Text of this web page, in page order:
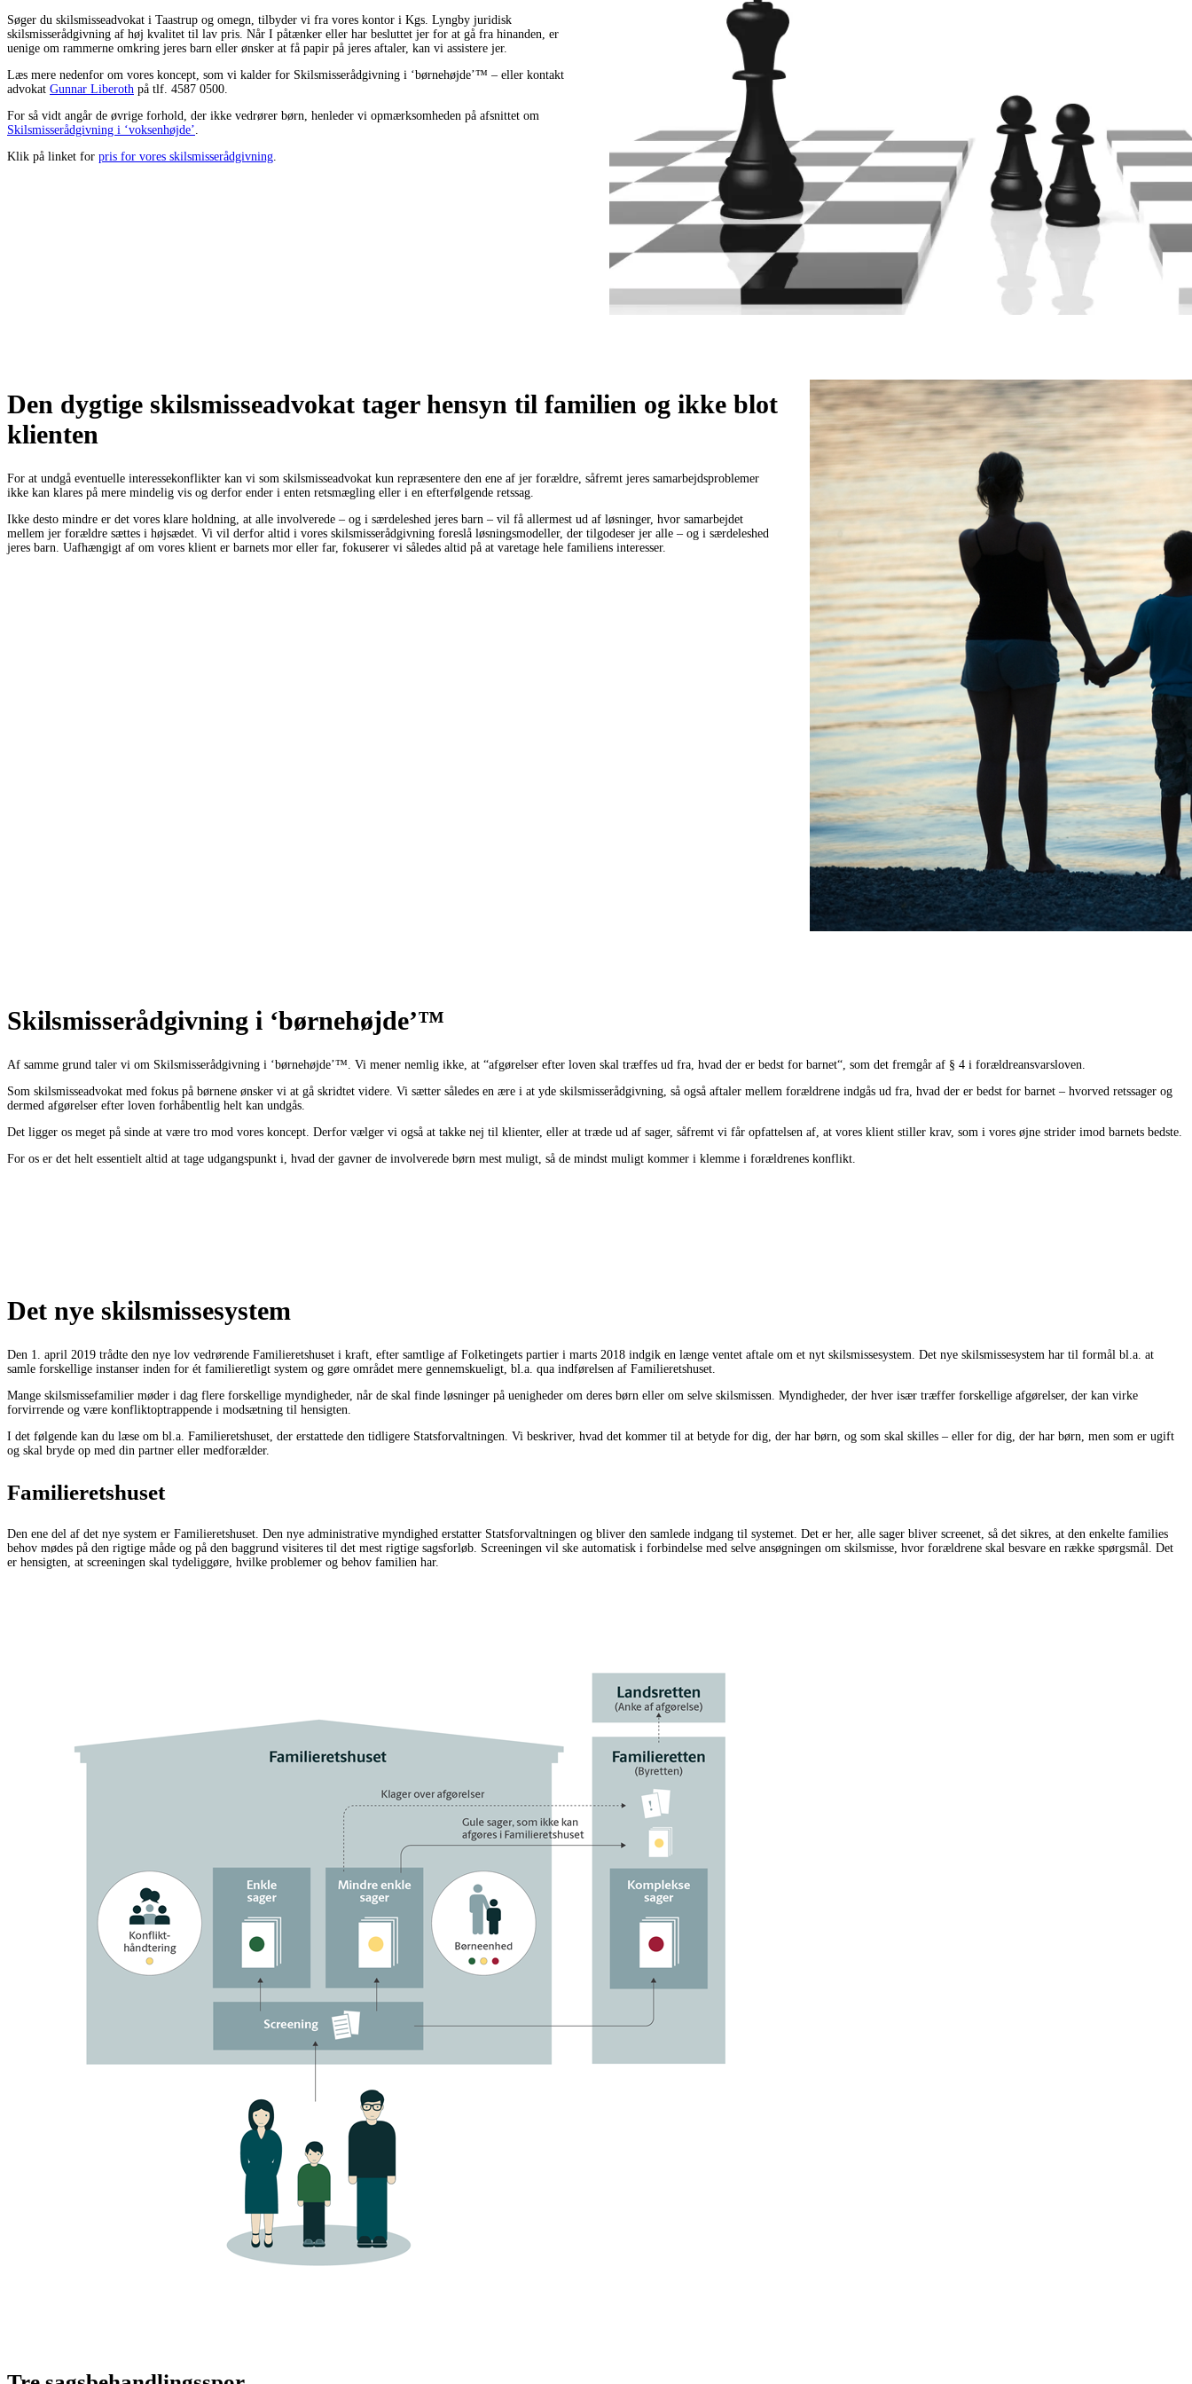
Søger du skilsmisseadvokat i Taastrup og omegn, tilbyder vi fra vores kontor i Kgs. Lyngby juridisk
skilsmisserådgivning af høj kvalitet til lav pris. Når I påtænker eller har besluttet jer for at gå fra hinanden, er
uenige om rammerne omkring jeres barn eller ønsker at få papir på jeres aftaler, kan vi assistere jer.
Læs mere nedenfor om vores koncept, som vi kalder for Skilsmisserådgivning i ‘børnehøjde’™ – eller kontakt
advokat Gunnar Liberoth på tlf. 4587 0500.
For så vidt angår de øvrige forhold, der ikke vedrører børn, henleder vi opmærksomheden på afsnittet om
Skilsmisserådgivning i ‘voksenhøjde’.
Klik på linket for pris for vores skilsmisserådgivning.
Den dygtige skilsmisseadvokat tager hensyn til familien og ikke blot
klienten
For at undgå eventuelle interessekonflikter kan vi som skilsmisseadvokat kun repræsentere den ene af jer forældre, såfremt jeres samarbejdsproblemer
ikke kan klares på mere mindelig vis og derfor ender i enten retsmægling eller i en efterfølgende retssag.
Ikke desto mindre er det vores klare holdning, at alle involverede – og i særdeleshed jeres barn – vil få allermest ud af løsninger, hvor samarbejdet
mellem jer forældre sættes i højsædet. Vi vil derfor altid i vores skilsmisserådgivning foreslå løsningsmodeller, der tilgodeser jer alle – og i særdeleshed
jeres barn. Uafhængigt af om vores klient er barnets mor eller far, fokuserer vi således altid på at varetage hele familiens interesser.
Skilsmisserådgivning i ‘børnehøjde’™
Af samme grund taler vi om Skilsmisserådgivning i ‘børnehøjde’™. Vi mener nemlig ikke, at “afgørelser efter loven skal træffes ud fra, hvad der er bedst for barnet“, som det fremgår af § 4 i forældreansvarsloven.
Som skilsmisseadvokat med fokus på børnene ønsker vi at gå skridtet videre. Vi sætter således en ære i at yde skilsmisserådgivning, så også aftaler mellem forældrene indgås ud fra, hvad der er bedst for barnet – hvorved retssager og
dermed afgørelser efter loven forhåbentlig helt kan undgås.
Det ligger os meget på sinde at være tro mod vores koncept. Derfor vælger vi også at takke nej til klienter, eller at træde ud af sager, såfremt vi får opfattelsen af, at vores klient stiller krav, som i vores øjne strider imod barnets bedste.
For os er det helt essentielt altid at tage udgangspunkt i, hvad der gavner de involverede børn mest muligt, så de mindst muligt kommer i klemme i forældrenes konflikt.
Det nye skilsmissesystem
Den 1. april 2019 trådte den nye lov vedrørende Familieretshuset i kraft, efter samtlige af Folketingets partier i marts 2018 indgik en længe ventet aftale om et nyt skilsmissesystem. Det nye skilsmissesystem har til formål bl.a. at
samle forskellige instanser inden for ét familieretligt system og gøre området mere gennemskueligt, bl.a. qua indførelsen af Familieretshuset.
Mange skilsmissefamilier møder i dag flere forskellige myndigheder, når de skal finde løsninger på uenigheder om deres børn eller om selve skilsmissen. Myndigheder, der hver især træffer forskellige afgørelser, der kan virke
forvirrende og være konfliktoptrappende i modsætning til hensigten.
I det følgende kan du læse om bl.a. Familieretshuset, der erstattede den tidligere Statsforvaltningen. Vi beskriver, hvad det kommer til at betyde for dig, der har børn, og som skal skilles – eller for dig, der har børn, men som er ugift
og skal bryde op med din partner eller medforælder.
Familieretshuset
Den ene del af det nye system er Familieretshuset. Den nye administrative myndighed erstatter Statsforvaltningen og bliver den samlede indgang til systemet. Det er her, alle sager bliver screenet, så det sikres, at den enkelte families
behov mødes på den rigtige måde og på den baggrund visiteres til det mest rigtige sagsforløb. Screeningen vil ske automatisk i forbindelse med selve ansøgningen om skilsmisse, hvor forældrene skal besvare en række spørgsmål. Det
er hensigten, at screeningen skal tydeliggøre, hvilke problemer og behov familien har.